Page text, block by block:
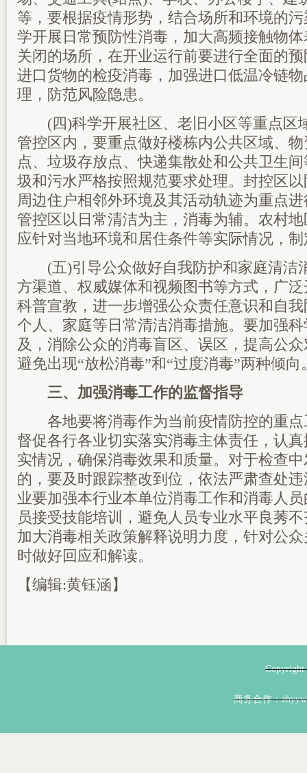
等，要根据疫情形势，结合场所和环境的
学开展日常预防性消毒，加大高频接触物
关闭的场所，在开业运行前要进行全面的
进口货物的检疫消毒，加强进口低温冷链
理，防范风险隐患。
(四)科学开展社区、老旧小区等重点区
管控区内，要重点做好楼栋内公共区域、
点、垃圾存放点、快递集散处和公共卫生
圾和污水严格按照规范要求处理。封控区
周边住户相邻外环境及其活动轨迹为重点
管控区以日常清洁为主，消毒为辅。农村
应针对当地环境和居住条件等实际情况，
(五)引导公众做好自我防护和家庭清洁
方渠道、权威媒体和视频图书等方式，广
科普宣教，进一步增强公众责任意识和自
个人、家庭等日常清洁消毒措施。要加强
及，消除公众的消毒盲区、误区，提高公
避免出现“放松消毒”和“过度消毒”两种倾向
三、加强消毒工作的监督指导
各地要将消毒作为当前疫情防控的重点
督促各行各业切实落实消毒主体责任，认
实情况，确保消毒效果和质量。对于检查
的，要及时跟踪整改到位，依法严肃查处
业要加强本行业本单位消毒工作和消毒人
员接受技能培训，避免人员专业水平良莠
加大消毒相关政策解释说明力度，针对公
时做好回应和解读。
【编辑:黄钰涵】
商务合作：